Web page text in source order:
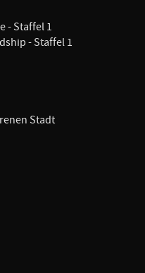
- Staffel 1
- Staffel 1
Stadt